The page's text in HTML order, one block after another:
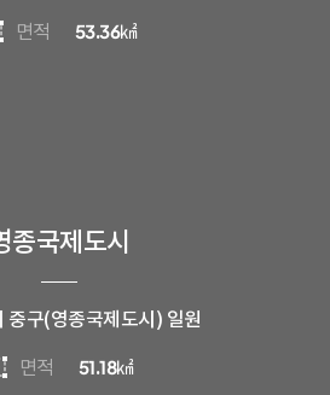
면적
53.36㎢
종국제도시
중구(영종국제도시) 일원
면적
51.18㎢